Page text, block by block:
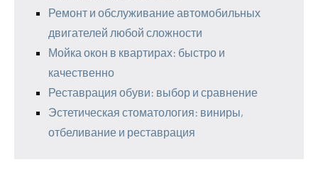
Ремонт и обслуживание автомобильных
двигателей любой сложности
Мойка окон в квартирах: быстро и
качественно
Реставрация обуви: выбор и сравнение
Эстетическая стоматология: виниры,
отбеливание и реставрация